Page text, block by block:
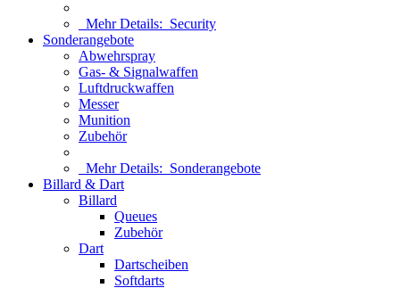
Mehr Details: Security
Sonderangebote
Abwehrspray
Gas- & Signalwaffen
Luftdruckwaffen
Messer
Munition
Zubehör
Mehr Details: Sonderangebote
Billard & Dart
Billard
Queues
Zubehör
Dart
Dartscheiben
Softdarts